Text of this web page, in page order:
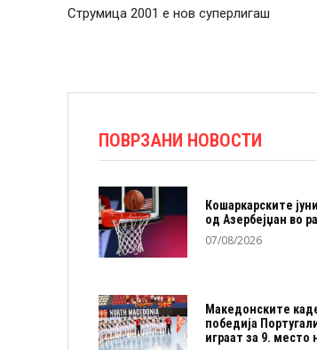
Струмица 2001 е нов суперлигаш
ПОВРЗАНИ НОВОСТИ
Кошаркарските
од Азербејџан во
07/08/2026
Македонските
победија
играат за 9. место